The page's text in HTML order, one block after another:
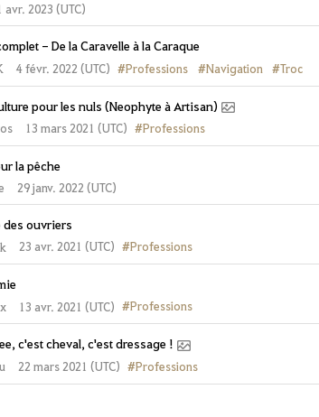
avr. 2023 (UTC)
- De la Caravelle à la Caraque
4 févr. 2022 (UTC) #Professions #Navigation #Troc
pour les nuls (Neophyte à Artisan)
13 mars 2021 (UTC) #Professions
la pêche
29 janv. 2022 (UTC)
des ouvriers
23 avr. 2021 (UTC) #Professions
13 avr. 2021 (UTC) #Professions
c'est cheval, c'est dressage !
22 mars 2021 (UTC) #Professions